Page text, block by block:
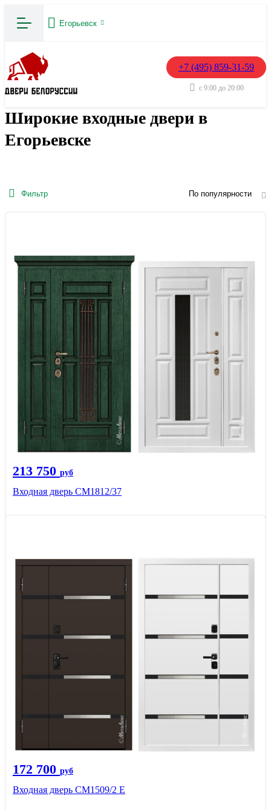
Егорьевск
+7 (495) 859-31-59
с 9:00 до 20:00
Широкие входные двери в
Егорьевске
Фильтр По популярности
213 750 руб
Входная дверь СМ1812/37
172 700 руб
Входная дверь CМ1509/2 Е